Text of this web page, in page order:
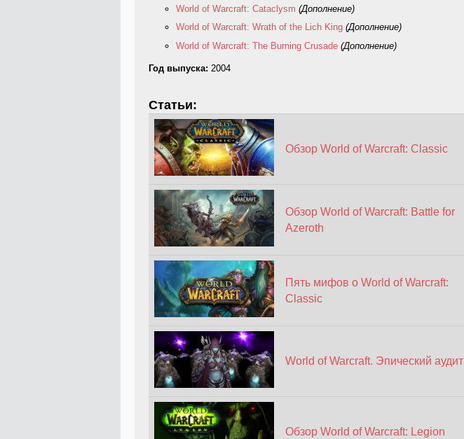
World of Warcraft: Cataclysm (Дополнение)
World of Warcraft: Wrath of the Lich King (Дополнение)
World of Warcraft: The Burning Crusade (Дополнение)
Год выпуска: 2004
Статьи:
Обзор World of Warcraft: Classic
Обзор World of Warcraft: Battle for
Azeroth
Пять мифов о World of Warcraft:
Classic
World of Warcraft. Эпический аудит
Обзор World of Warcraft: Legion